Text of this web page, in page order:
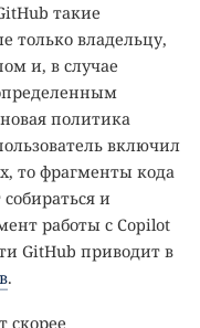
такие
только владельцу,
и, в случае
политика
включил
то фрагменты кода
и
работы с Copilot
GitHub приводит в
.
скорее